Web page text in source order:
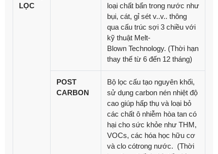
LỌC
loại chất bẩn trong nước như
bụi, cát, gỉ sét v..v.. thông
qua cấu trúc sợi 3 chiều với
kỹ thuật Melt-
Blown Technology. (Thời hạn
thay thế từ 6 đến 12 tháng)
POST
CARBON
Bộ lọc cấu tạo nguyên khối,
sử dụng carbon nén nhiệt độ
cao giúp hấp thụ và loại bỏ
các chất ô nhiễm hòa tan có
hại cho sức khỏe như THM,
VOCs, các hóa học hữu cơ
và clo cótrong nước. (Thời